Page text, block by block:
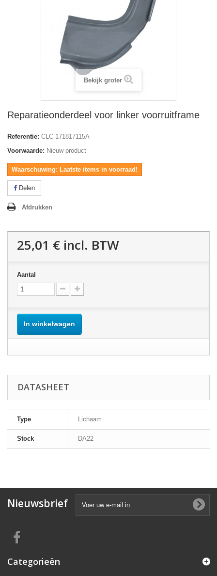
Bekijk groter
Reparatieonderdeel voor linker voorruitframe
Referentie: CLC 171817115A
Voorwaarde: Nieuw product
Waarschuwing: Laatste items in voorraad!
Delen
Afdrukken
25,01 € incl. BTW
Aantal
In winkelwagen
DATASHEET
Type Lichaam
Stock DA22
Nieuwsbrief
Categorieën